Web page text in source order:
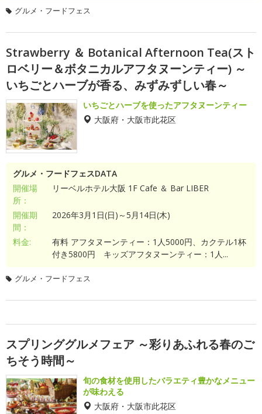
グルメ・フードフェス
Strawberry ＆ Botanical Afternoon Tea(スト
ロベリー＆ボタニカルアフタヌーンティー) ～
いちごとハーブが香る、みずみずしい春～
いちごとハーブを使ったアフタヌーンティー
大阪府・大阪市此花区
グルメ・フードフェスDATA
開催場
所：
リーベルホテル大阪 1F Cafe ＆ Bar LIBER
開催期
間：
2026年3月1日(日)～5月14日(木)
料金:
有料 アフタヌーンティー：1人5000円、カクテル1杯
付き5800円 キッズアフタヌーンティー：1人...
グルメ・フードフェス
スプリンググルメフェア ～彩りあふれる春のご
ちそう時間～
旬の食材を使用したバラエティ豊かなメニュー
が味わえる
大阪府・大阪市此花区